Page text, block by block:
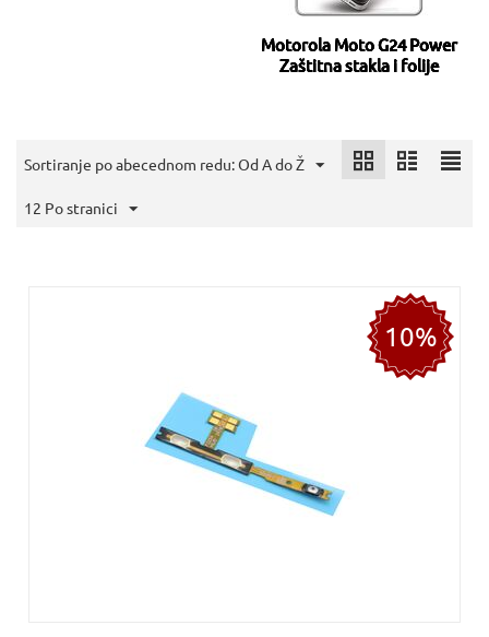
Motorola Moto G24 Power
Zaštitna stakla i folije
Sortiranje po abecednom redu: Od A do Ž
12 Po stranici
10%